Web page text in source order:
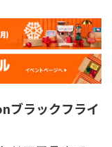
ブラックフライ